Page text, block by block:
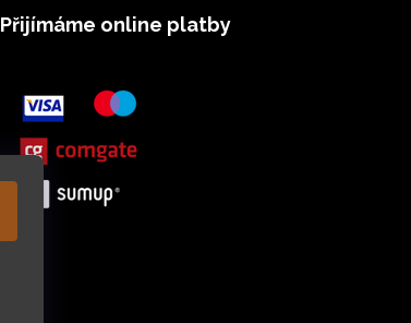
Přijímáme online platby